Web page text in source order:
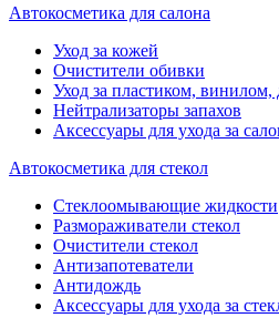
Автокосметика для салона
Уход за кожей
Очистители обивки
Уход за пластиком, винилом,
Нейтрализаторы запахов
Аксессуары для ухода за
Автокосметика для стекол
Стеклоомывающие жидкости
Размораживатели стекол
Очистители стекол
Антизапотеватели
Антидождь
Аксессуары для ухода за